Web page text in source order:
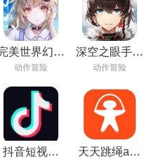
美世界幻塔
下载
动作冒险
深空之眼手游
免费下载
动作冒险
抖音短视频
天天跳绳app